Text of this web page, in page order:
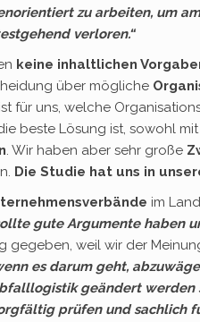
zu arbeiten, um
verloren.“
keine inhaltlichen
über mögliche
für uns, welche
beste Lösung ist, sowohl
. Wir haben aber sehr große
Die Studie hat uns in
im
gute Argumente haben
gegeben, weil wir der
es darum geht,
geändert werden
prüfen und sachlich